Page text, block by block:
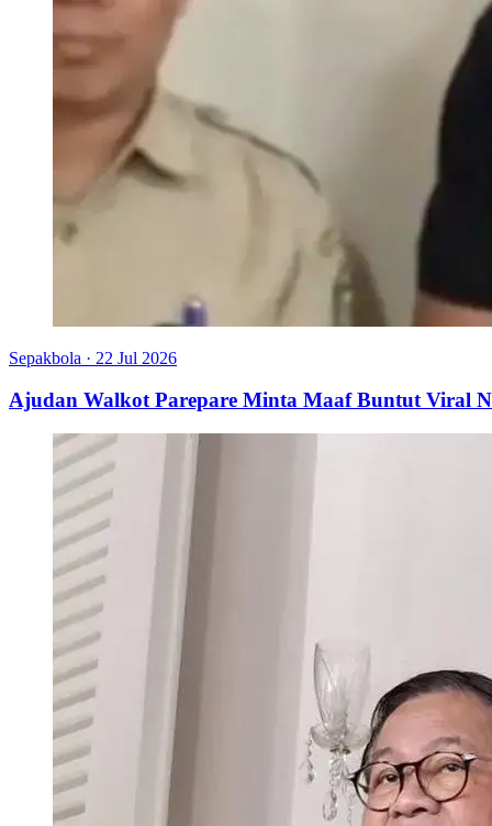
Sepakbola · 22 Jul 2026
Ajudan Walkot Parepare Minta Maaf Buntut Viral